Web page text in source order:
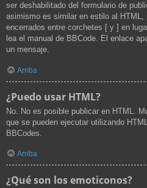
ser deshabilitado del formulario de
asimismo es similar en estilo al
encerrados entre corchetes [ y ] en
lea el manual de BBCode. El enlace
un mensaje.
Arriba
¿Puedo usar HTML?
No. No es posible publicar en HTML.
que se pueden ejecutar utilizando
BBCodes.
Arriba
¿Qué son los emoticonos?